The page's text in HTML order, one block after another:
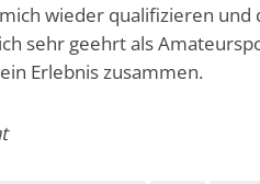
wieder qualifizieren und
sehr geehrt als
Erlebnis zusammen.